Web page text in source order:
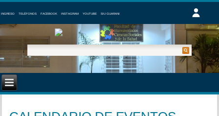
INGRESO TELÉFONOS FACEBOOK INSTAGRAM YOUTUBE SIU GUARANI